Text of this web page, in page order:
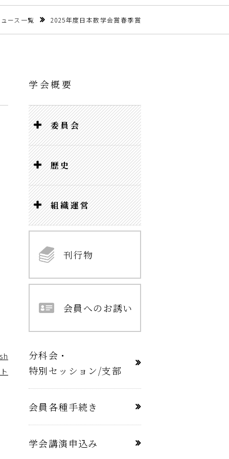
ース一覧 2025年度日本数学会賞春季賞
学会概要
委員会
歴史
組織運営
刊行物
会員へのお誘い
分科会・
特別セッション/支部
会員各種手続き
学会講演申込み